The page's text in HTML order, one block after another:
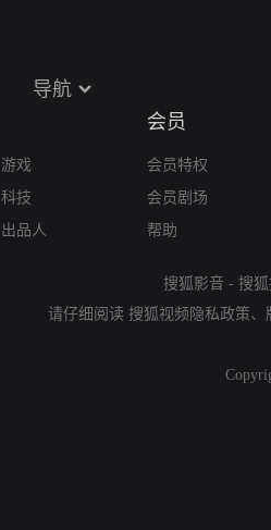
导航
游戏
科技
出品人
会员
会员特权
会员剧场
帮助
搜狐影音 - 搜
请仔细阅读 搜狐视频隐私政策、